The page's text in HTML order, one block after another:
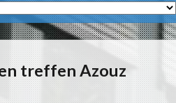
treffen Azouz